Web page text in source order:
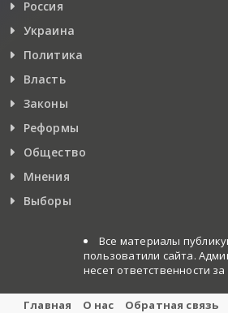
Россия
Украина
Политика
Власть
Законы
Реформы
Общество
Мнения
Выборы
Все материалы
пользоватили сайта.
несет ответственности
Главная О нас Обратная связь